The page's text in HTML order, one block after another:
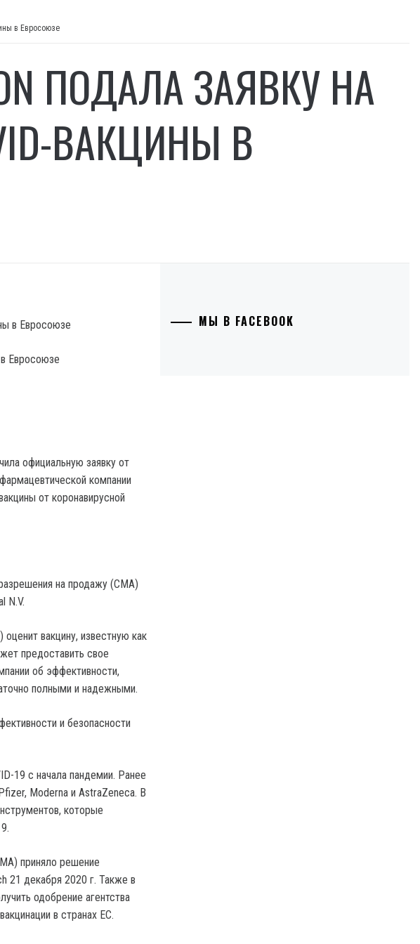
в Евросоюзе
ПОДАЛА ЗАЯВКУ НА
ВАКЦИНЫ В
Евросоюзе
официальную заявку от
компании
от коронавирусной
на продажу (CMA)
N.V.
вакцину, известную как
предоставить свое
об эффективности,
полными и надежными.
и безопасности
19 с начала пандемии. Ранее
Moderna и AstraZeneca. В
которые
приняло решение
21 декабря 2020 г. Также в
одобрение агентства
в странах ЕС.
МЫ В FACEBOOK